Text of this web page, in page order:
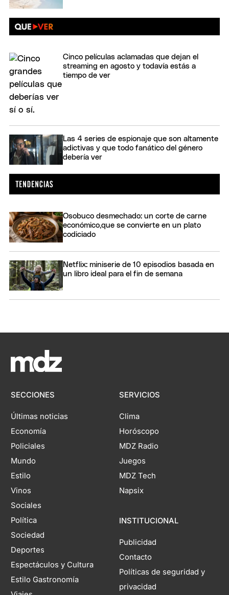
Cinco películas aclamadas que dejan el
streaming en agosto y todavía estás a
tiempo de ver
Las 4 series de espionaje que son altamente
adictivas y que todo fanático del género
debería ver
Osobuco desmechado: un corte de carne
económico,que se convierte en un plato
codiciado
Netflix: miniserie de 10 episodios basada en
un libro ideal para el fin de semana
SECCIONES
Últimas noticias
Economía
Policiales
Mundo
Estilo
Vinos
Sociales
Política
Sociedad
Deportes
Espectáculos y Cultura
Estilo Gastronomía
SERVICIOS
Clima
Horóscopo
MDZ Radio
Juegos
MDZ Tech
Napsix
INSTITUCIONAL
Publicidad
Contacto
Políticas de seguridad y
privacidad